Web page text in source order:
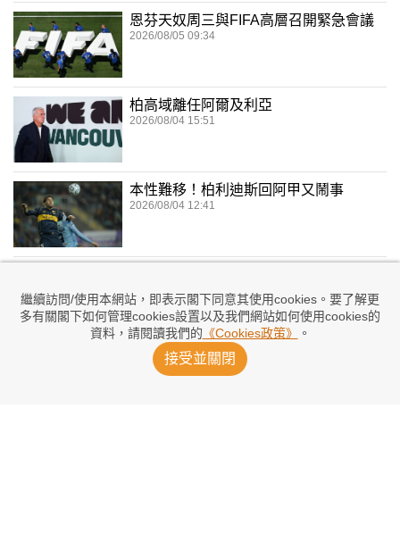
繼續訪問/使用本網站，即表示閣下同意其使用cookies。要了解更
多有關閣下如何管理cookies設置以及我們網站如何使用cookies的
資料，請閱讀我們的 《Cookies政策》 。
接受並關閉
恩芬天奴周三與FIFA高層召開緊急會議
2026/08/05 09:34
柏高域離任阿爾及利亞
2026/08/04 15:51
本性難移！柏利迪斯回阿甲又鬧事
2026/08/04 12:41
2026/08/03 17:32
世盃與比寧咸爆衝突 巴高上「車」簽約7